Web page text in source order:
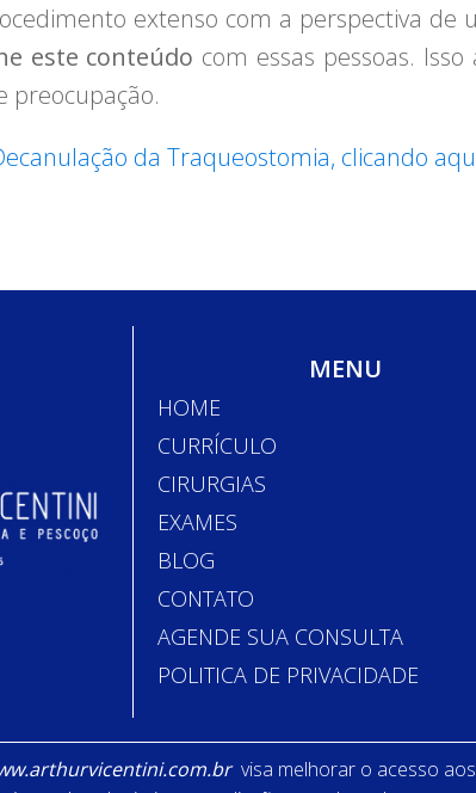
extenso com a perspectiva
este conteúdo com essas pessoas.
preocupação.
da Traqueostomia, clicando
MENU
HOME
CURRÍCULO
CIRURGIAS
EXAMES
BLOG
CONTATO
AGENDE SUA CONSULTA
POLITICA DE PRIVACIDADE
visa melhorar o acesso